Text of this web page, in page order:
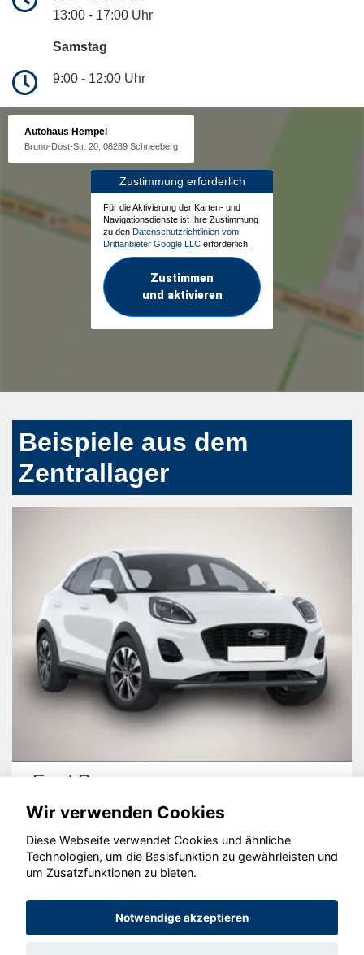
13:00 - 17:00 Uhr
Samstag
9:00 - 12:00 Uhr
Autohaus Hempel
Bruno-Dost-Str. 20, 08289 Schneeberg
Zustimmung erforderlich
Für die Aktivierung der Karten- und
Navigationsdienste ist Ihre Zustimmung
zu den Datenschutzrichtlinien vom
Drittanbieter Google LLC erforderlich.
Zustimmen
und aktivieren
Beispiele aus dem
Zentrallager
Puma
© konjunkturmotor.de GmbH 2020 - 2026
Wir verwenden Cookies
Diese Webseite verwendet Cookies und ähnliche
Technologien, um die Basisfunktion zu gewährleisten und
um Zusatzfunktionen zu bieten.
Notwendige akzeptieren